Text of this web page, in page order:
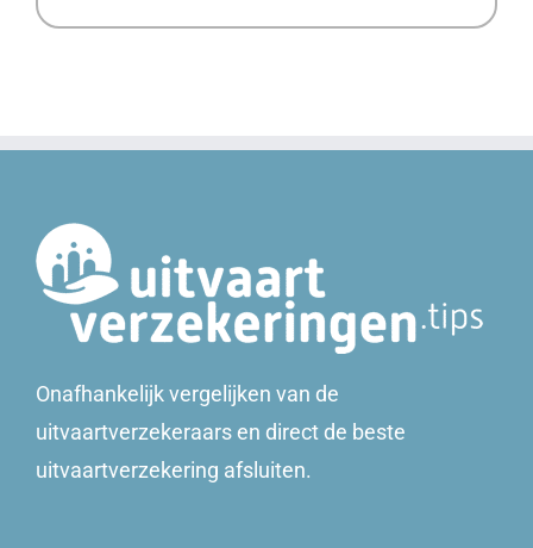
Onafhankelijk vergelijken van de
uitvaartverzekeraars en direct de beste
uitvaartverzekering afsluiten.